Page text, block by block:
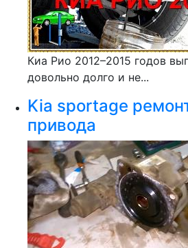
Киа Рио 2012–2015 годов
довольно долго и не...
Kia sportage
привода